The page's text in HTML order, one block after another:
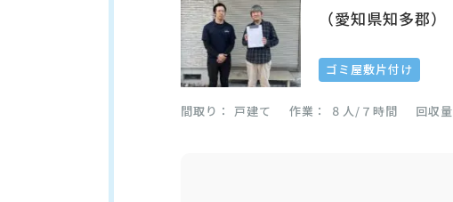
（愛知県知多郡）
ゴミ屋敷片付け
間取り 戸建て 作業 ８人/７時間 回収量